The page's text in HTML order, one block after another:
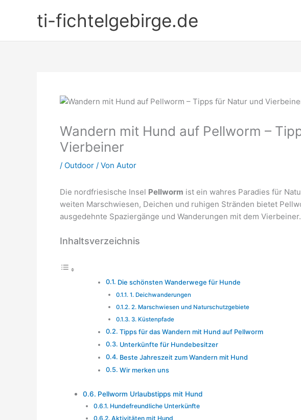
ti-fichtelgebirge.de
Wandern mit Hund auf Pellworm –
Vierbeiner
/ Outdoor / Von Autor
Die nordfriesische Insel Pellworm ist ein wahres Paradies für
weiten Marschwiesen, Deichen und ruhigen Stränden bietet
ausgedehnte Spaziergänge und Wanderungen mit dem Vierbeiner.
Inhaltsverzeichnis
Die schönsten Wanderwege für Hunde
1. Deichwanderungen
2. Marschwiesen und Naturschutzgebiete
3. Küstenpfade
Tipps für das Wandern mit Hund auf Pellworm
Unterkünfte für Hundebesitzer
Beste Jahreszeit zum Wandern mit Hund
Wir merken uns
Pellworm Urlaubstipps mit Hund
Hundefreundliche Unterkünfte
Aktivitäten mit Hund